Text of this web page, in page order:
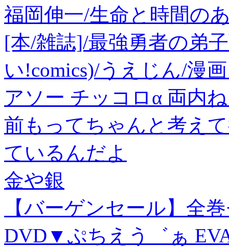
福岡伸一/生命と時間の
[本/雑誌]/最強勇者の弟
い!comics)/うえじん/漫
アソー チッコロα 両内
前もってちゃんと考え
ているんだよ
金や銀
【バーゲンセール】全
DVD▼ぷちえう゛ぁ